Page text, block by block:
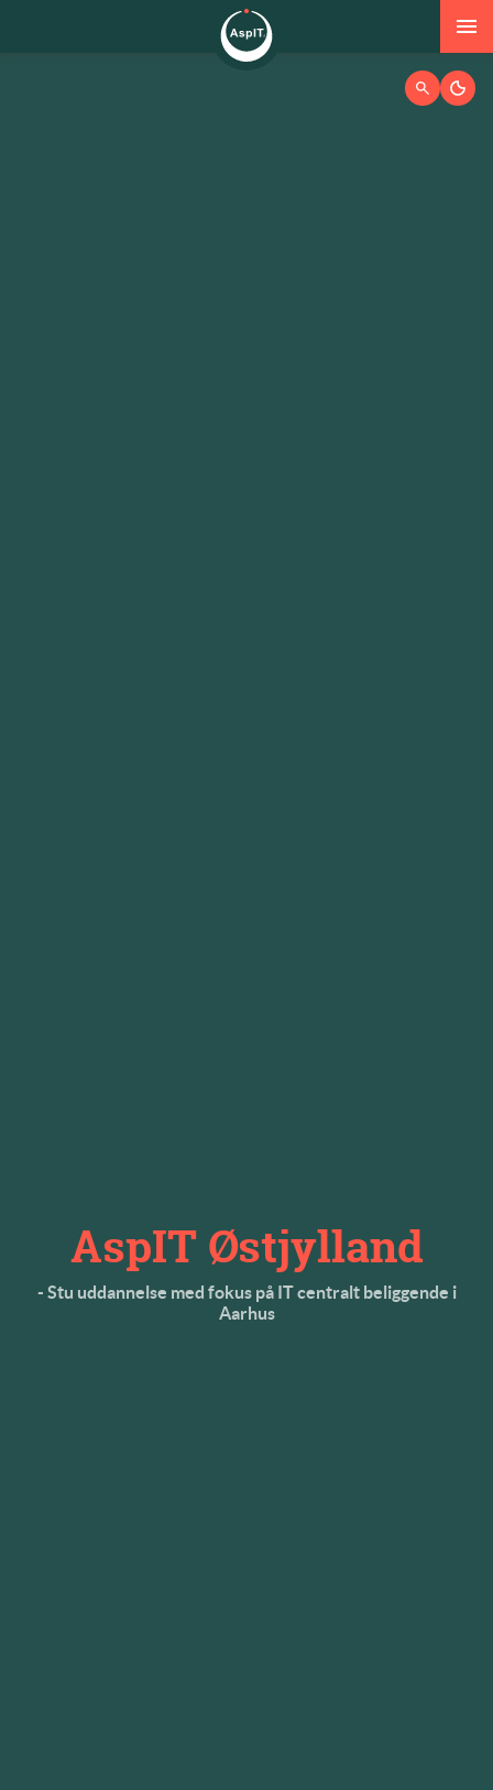
AspIT Østjylland
- Stu uddannelse med fokus på IT centralt beliggende i
Aarhus